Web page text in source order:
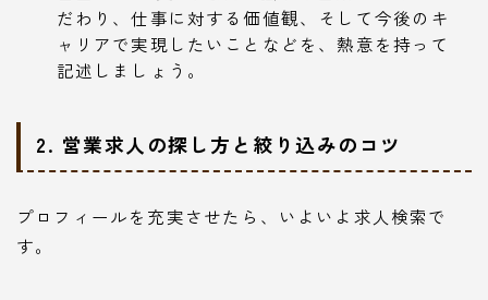
だわり、仕事に対する価値観、そして今後のキ
ャリアで実現したいことなどを、熱意を持って
記述しましょう。
2. 営業求人の探し方と絞り込みのコツ
プロフィールを充実させたら、いよいよ求人検索で
す。